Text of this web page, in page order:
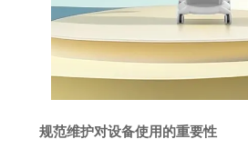
规范维护对设备使用的重要性